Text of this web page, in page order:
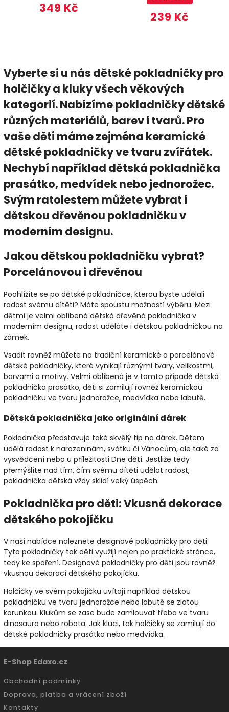
349 Kč
239 Kč
Vyberte si u nás dětské pokladničky pro
holčičky a kluky všech věkových
kategorií. Nabízíme pokladničky dětské
různých materiálů, barev i tvarů. Pro
vaše děti máme zejména keramické
dětské pokladničky ve tvaru zvířátek.
Nechybí například dětská pokladnička
prasátko, medvídek nebo jednorožec.
Svým ratolestem můžete vybrat i
dětskou dřevěnou pokladničku v
moderním designu.
Jakou dětskou pokladničku vybrat?
Porcelánovou i dřevěnou
Poohlížíte se po dětské pokladničce, kterou byste udělali
radost svému dítěti? Máte spoustu možností výběru. Mezi
dětmi je velmi oblíbená dětská dřevěná pokladnička v
moderním designu, radost uděláte i dětskou pokladničkou na
zámek.
Vsadit rovněž můžete na tradiční keramické a porcelánové
dětské pokladničky, které vynikají různými tvary, velikostmi,
barvami a motivy. Velmi oblíbená je v tomto případě dětská
pokladnička prasátko, děti si zamilují rovněž keramickou
pokladničku ve tvaru jednorožce, medvídka nebo labutě.
Dětská pokladnička jako originální dárek
Pokladnička představuje také skvělý tip na dárek. Dětem
udělá radost k narozeninám, svátku či Vánocům, ale také za
vysvědčení nebo u příležitosti Dne dětí. Jestliže tedy
přemýšlíte nad tím, čím svému dítěti udělat radost,
pokladnička dětská vždy sklidí velký úspěch.
Pokladnička pro děti: Vkusná dekorace
dětského pokojíčku
V naší nabídce naleznete designové pokladničky pro děti.
Tyto pokladničky tak děti využijí nejen po praktické stránce,
tedy ke spoření. Designové pokladničky pro děti jsou rovněž
vkusnou dekorací dětského pokojíčku.
Holčičky ve svém pokojíčku uvítají například dětskou
pokladničku ve tvaru jednorožce nebo labutě se zlatou
korunkou. Klukům se zase bude zamlouvat třeba ve tvaru
dinosaura nebo robota. Jak kluci, tak holčičky se zamilují do
dětské pokladničky prasátka nebo medvídka.
E-Shop Edaxo.cz
Obchodní podmínky
Doprava, platba a vrácení zboží
Kontakty